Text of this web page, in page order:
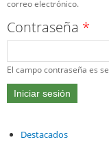
correo electrónico.
Contraseña *
El campo contraseña es
Destacados